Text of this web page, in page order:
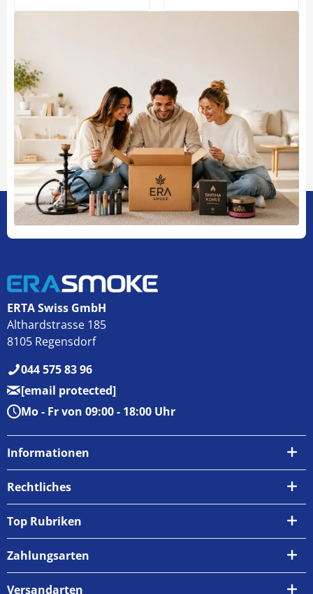
ERTA Swiss GmbH
Althardstrasse 185
8105 Regensdorf
044 575 83 96
[email protected]
Mo - Fr von 09:00 - 18:00 Uhr
Informationen
Über uns
Zahlungsarten
Versand & Abholung
Rechtliches
AGB
Widerrufsrecht
Top Rubriken
Zahlungsarten
Versandarten